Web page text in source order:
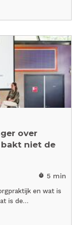
over
bakt niet de
timer 5 min
en wat is
is de…